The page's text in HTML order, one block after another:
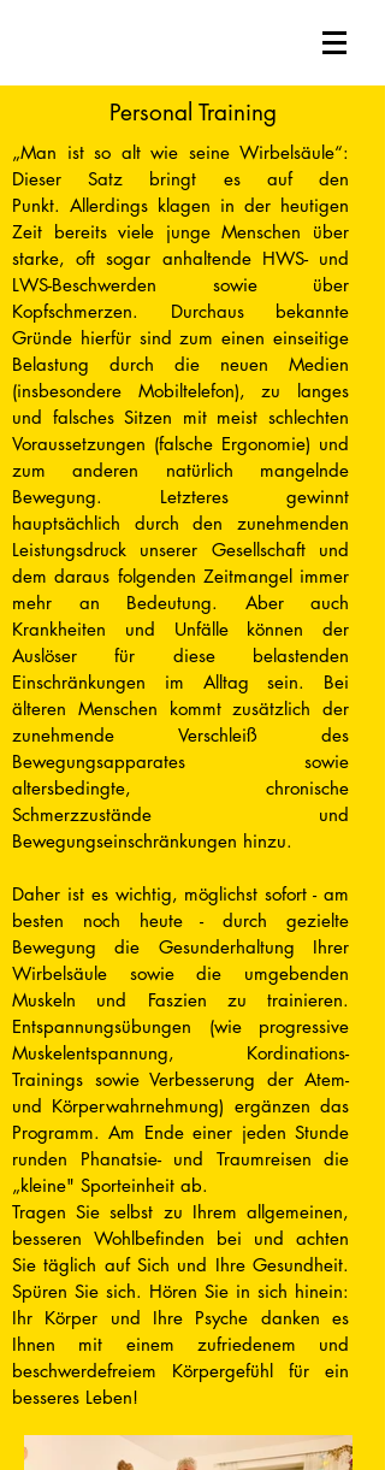
Personal Training
„Man ist so alt wie seine Wirbelsäule“:
Dieser Satz bringt es auf den
Punkt. Allerdings klagen in der heutigen
Zeit bereits viele junge Menschen über
starke, oft sogar anhaltende HWS- und
LWS-Beschwerden sowie über
Kopfschmerzen. Durchaus bekannte
Gründe hierfür sind zum einen einseitige
Belastung durch die neuen Medien
(insbesondere Mobiltelefon), zu langes
und falsches Sitzen mit meist schlechten
Voraussetzungen (falsche Ergonomie) und
zum anderen natürlich mangelnde
Bewegung. Letzteres gewinnt
hauptsächlich durch den zunehmenden
Leistungsdruck unserer Gesellschaft und
dem daraus folgenden Zeitmangel immer
mehr an Bedeutung. Aber auch
Krankheiten und Unfälle können der
Auslöser für diese belastenden
Einschränkungen im Alltag sein. Bei
älteren Menschen kommt zusätzlich der
zunehmende Verschleiß des
Bewegungsapparates sowie
altersbedingte, chronische
Schmerzzustände und
Bewegungseinschränkungen hinzu.
Daher ist es wichtig, möglichst sofort - am
besten noch heute - durch gezielte
Bewegung die Gesunderhaltung Ihrer
Wirbelsäule sowie die umgebenden
Muskeln und Faszien zu trainieren.
Entspannungsübungen (wie progressive
Muskelentspannung, Kordinations-
Trainings sowie Verbesserung der Atem-
und Körperwahrnehmung) ergänzen das
Programm. Am Ende einer jeden Stunde
runden Phanatsie- und Traumreisen die
„kleine" Sporteinheit ab.
Tragen Sie selbst zu Ihrem allgemeinen,
besseren Wohlbefinden bei und achten
Sie täglich auf Sich und Ihre Gesundheit.
Spüren Sie sich. Hören Sie in sich hinein:
Ihr Körper und Ihre Psyche danken es
Ihnen mit einem zufriedenem und
beschwerdefreiem Körpergefühl für ein
besseres Leben!